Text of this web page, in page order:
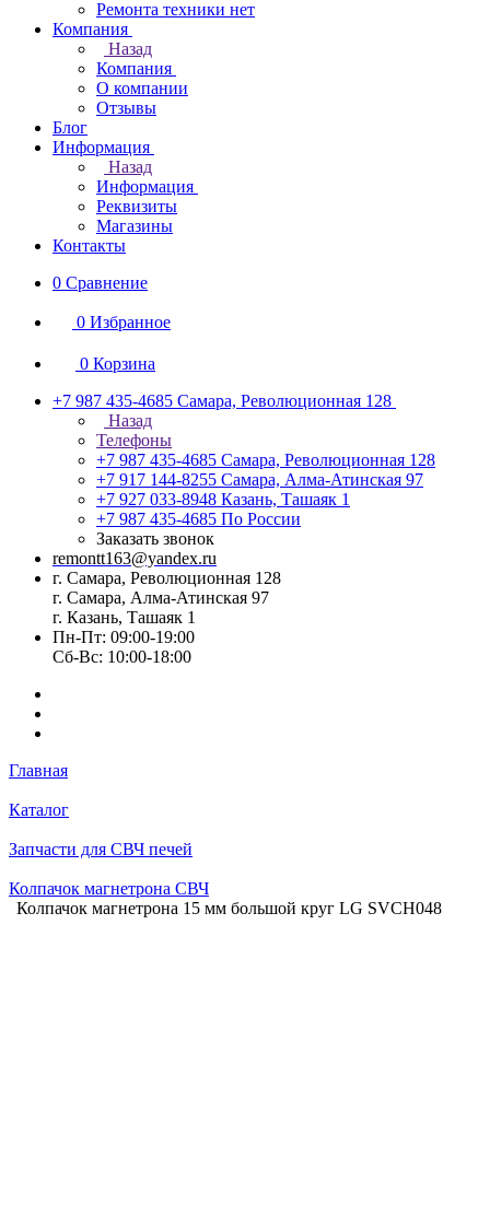
Ремонта техники нет
Компания
Назад
Компания
О компании
Отзывы
Блог
Информация
Назад
Информация
Реквизиты
Магазины
Контакты
0 Сравнение
0 Избранное
0 Корзина
+7 987 435-4685 Самара, Революционная 128
Назад
Телефоны
+7 987 435-4685 Самара, Революционная 128
+7 917 144-8255 Самара, Алма-Атинская 97
+7 927 033-8948 Казань, Ташаяк 1
+7 987 435-4685 По России
Заказать звонок
remontt163@yandex.ru
г. Самара, Революционная 128
г. Самара, Алма-Атинская 97
г. Казань, Ташаяк 1
Пн-Пт: 09:00-19:00
Сб-Вс: 10:00-18:00
Главная
Каталог
Запчасти для СВЧ печей
Колпачок магнетрона СВЧ
Колпачок магнетрона 15 мм большой круг LG SVCH048